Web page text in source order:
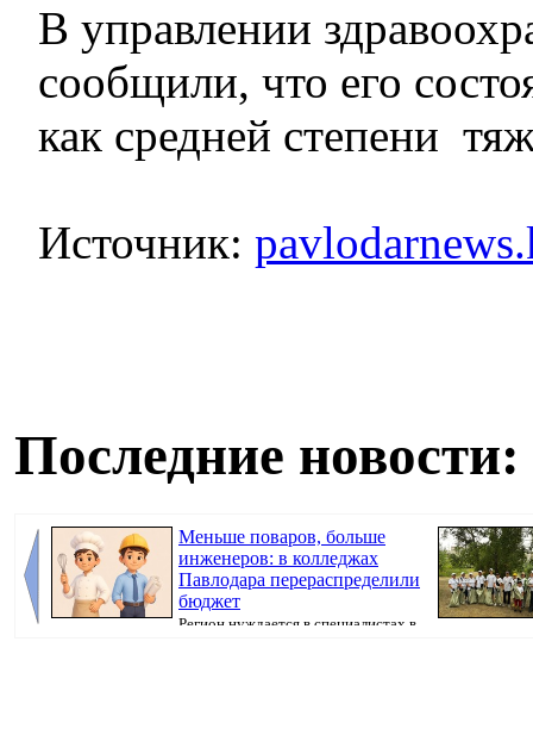
В управлении
сообщили, что его
как средней степени
Источник:
Последние новости:
Меньше поваров, больше
инженеров: в колледжах
Павлодара перераспределили
бюджет
Регион нуждается в специалистах в